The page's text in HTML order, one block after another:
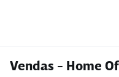
Vendas - Home